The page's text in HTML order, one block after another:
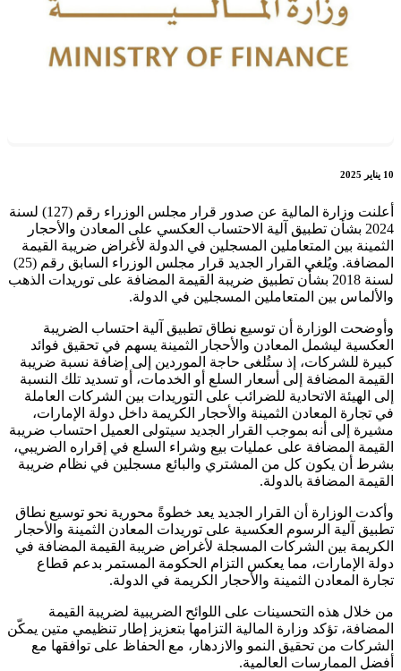
10 يناير 2025
أعلنت وزارة المالية عن صدور قرار مجلس الوزراء رقم (127) لسنة
2024 بشأن تطبيق آلية الاحتساب العكسي على المعادن والأحجار
الثمينة بين المتعاملين المسجلين في الدولة لأغراض ضريبة القيمة
المضافة. ويُلغي القرار الجديد قرار مجلس الوزراء السابق رقم (25)
لسنة 2018 بشأن تطبيق ضريبة القيمة المضافة على توريدات الذهب
والألماس بين المتعاملين المسجلين في الدولة.
وأوضحت الوزارة أن توسيع نطاق تطبيق آلية احتساب الضريبة
العكسية ليشمل المعادن والأحجار الثمينة يسهم في تحقيق فوائد
كبيرة للشركات، إذ ستُلغى حاجة الموردين إلى إضافة نسبة ضريبة
القيمة المضافة إلى أسعار السلع أو الخدمات، أو تسديد تلك النسبة
إلى الهيئة الاتحادية للضرائب على التوريدات بين الشركات العاملة
في تجارة المعادن الثمينة والأحجار الكريمة داخل دولة الإمارات،
مشيرة إلى أنه بموجب القرار الجديد سيتولى العميل احتساب ضريبة
القيمة المضافة على عمليات بيع وشراء السلع في إقراره الضريبي،
بشرط أن يكون كل من المشتري والبائع مسجلين في نظام ضريبة
القيمة المضافة بالدولة.
وأكدت الوزارة أن القرار الجديد يعد خطوةً محورية نحو توسيع نطاق
تطبيق آلية الرسوم العكسية على توريدات المعادن الثمينة والأحجار
الكريمة بين الشركات المسجلة لأغراض ضريبة القيمة المضافة في
دولة الإمارات، مما يعكس التزام الحكومة المستمر بدعم قطاع
تجارة المعادن الثمينة والأحجار الكريمة في الدولة.
من خلال هذه التحسينات على اللوائح الضريبية لضريبة القيمة
المضافة، تؤكد وزارة المالية التزامها بتعزيز إطار تنظيمي متين يمكّن
الشركات من تحقيق النمو والازدهار، مع الحفاظ على توافقها مع
أفضل الممارسات العالمية.